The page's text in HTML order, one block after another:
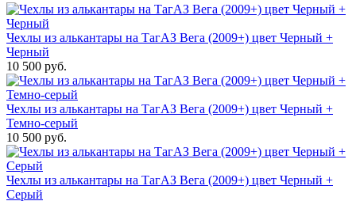
Чехлы из алькантары на ТагАЗ Вега (2009+) цвет Черный +
Черный
10 500 руб.
Чехлы из алькантары на ТагАЗ Вега (2009+) цвет Черный +
Темно-серый
10 500 руб.
Чехлы из алькантары на ТагАЗ Вега (2009+) цвет Черный +
Серый